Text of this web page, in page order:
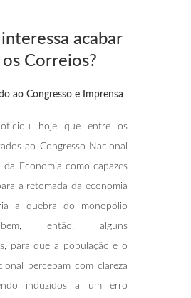
acabar
Correios?
ao Congresso e Imprensa
hoje que entre os
ao Congresso Nacional
Economia como capazes
a retomada da economia
a quebra do monopólio
então, alguns
para que a população e o
percebam com clareza
induzidos a um erro